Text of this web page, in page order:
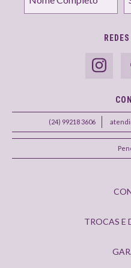
(24) 99218 3606
TROCAS E